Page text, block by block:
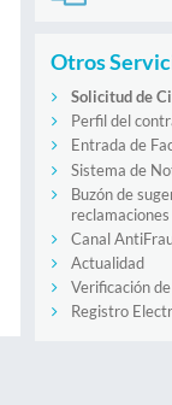
Otros
Solicitud de
Perfil del
Entrada de
Sistema de
Buzón de
reclamaciones
Canal
Actualidad
Verificación
Registro